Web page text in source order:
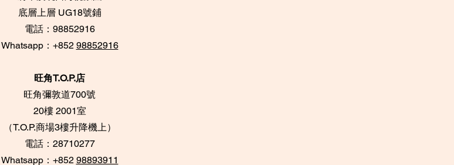
底層上層 UG18號鋪
​電話：98852916
Whatsapp：+852 98852916
旺角T.O.P.店
旺角彌敦道700號
20樓 2001室
​（T.O.P.商場3樓升降機上）
電話：28710277
Whatsapp：+852 98893911